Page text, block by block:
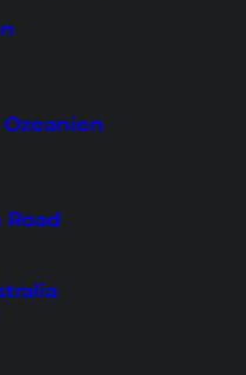
oder andere
Sobald alle
die Reise in den